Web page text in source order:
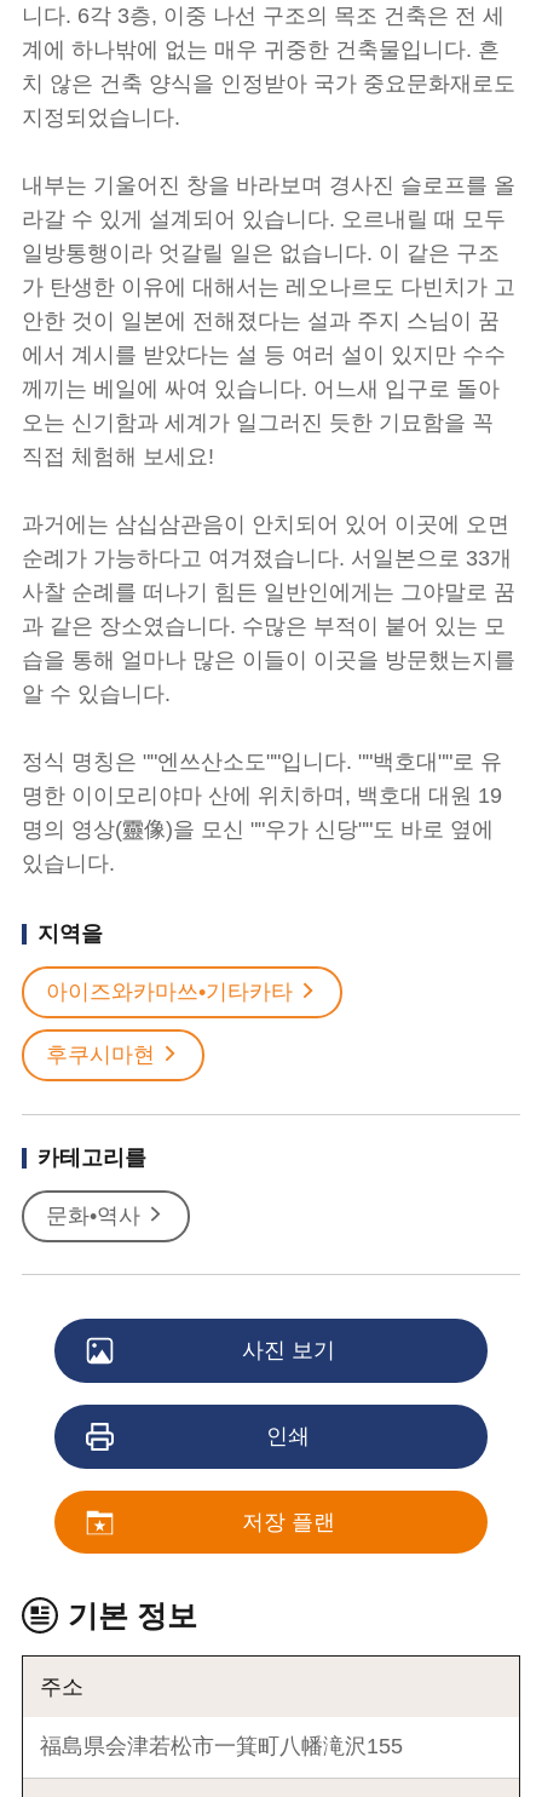
니다. 6각 3층, 이중 나선 구조의 목조 건축은 전 세
계에 하나밖에 없는 매우 귀중한 건축물입니다. 흔
치 않은 건축 양식을 인정받아 국가 중요문화재로도
지정되었습니다.
내부는 기울어진 창을 바라보며 경사진 슬로프를 올
라갈 수 있게 설계되어 있습니다. 오르내릴 때 모두
일방통행이라 엇갈릴 일은 없습니다. 이 같은 구조
가 탄생한 이유에 대해서는 레오나르도 다빈치가 고
안한 것이 일본에 전해졌다는 설과 주지 스님이 꿈
에서 계시를 받았다는 설 등 여러 설이 있지만 수수
께끼는 베일에 싸여 있습니다. 어느새 입구로 돌아
오는 신기함과 세계가 일그러진 듯한 기묘함을 꼭
직접 체험해 보세요!
과거에는 삼십삼관음이 안치되어 있어 이곳에 오면
순례가 가능하다고 여겨졌습니다. 서일본으로 33개
사찰 순례를 떠나기 힘든 일반인에게는 그야말로 꿈
과 같은 장소였습니다. 수많은 부적이 붙어 있는 모
습을 통해 얼마나 많은 이들이 이곳을 방문했는지를
알 수 있습니다.
정식 명칭은 ""엔쓰산소도""입니다. ""백호대""로 유
명한 이이모리야마 산에 위치하며, 백호대 대원 19
명의 영상(靈像)을 모신 ""우가 신당""도 바로 옆에
있습니다.
지역을
아이즈와카마쓰•기타카타
후쿠시마현
카테고리를
문화•역사
사진 보기
인쇄
저장 플랜
기본 정보
주소
福島県会津若松市一箕町八幡滝沢155